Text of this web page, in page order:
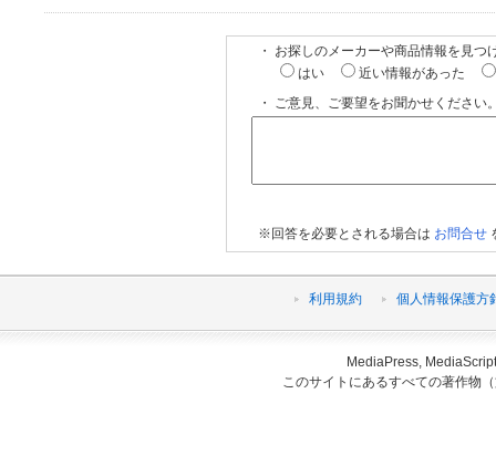
・ お探しのメーカーや商品情報を見つ
はい
近い情報があった
・ ご意見、ご要望をお聞かせください
※回答を必要とされる場合は お問合せ
利用規約 個人情報保護方
MediaPress,
このサイトにあるすべての著作物